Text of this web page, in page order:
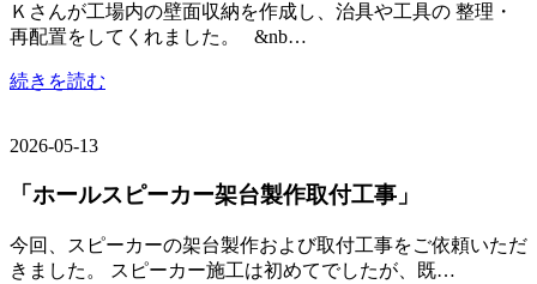
Ｋさんが工場内の壁面収納を作成し、治具や工具の 整理・
再配置をしてくれました。 &nb…
続きを読む
2026-05-13
「ホールスピーカー架台製作取付工事」
今回、スピーカーの架台製作および取付工事をご依頼いただ
きました。 スピーカー施工は初めてでしたが、既…